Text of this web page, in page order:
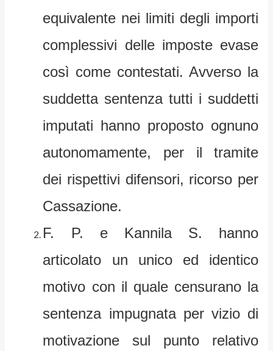
equivalente nei limiti degli importi
complessivi delle imposte evase
così come contestati. Avverso la
suddetta sentenza tutti i suddetti
imputati hanno proposto ognuno
autonomamente, per il tramite
dei rispettivi difensori, ricorso per
Cassazione.
F. P. e Kannila S. hanno
articolato un unico ed identico
motivo con il quale censurano la
sentenza impugnata per vizio di
motivazione sul punto relativo